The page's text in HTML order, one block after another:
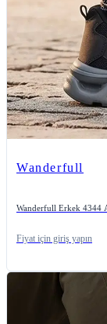
Wanderfull
Wanderfull Erkek 4344
Fiyat için giriş yapın